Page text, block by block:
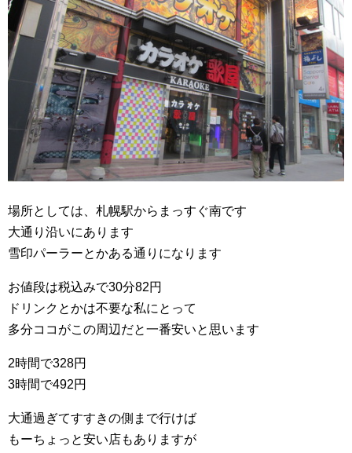
場所としては、札幌駅からまっすぐ南です
大通り沿いにあります
雪印パーラーとかある通りになります
お値段は税込みで30分82円
ドリンクとかは不要な私にとって
多分ココがこの周辺だと一番安いと思います
2時間で328円
3時間で492円
大通過ぎてすすきの側まで行けば
もーちょっと安い店もありますが